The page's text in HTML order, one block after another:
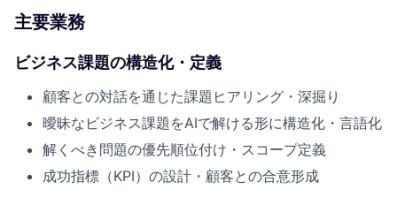
主要業務
ビジネス課題の構造化・定義
顧客との対話を通じた課題ヒアリング・深掘り
曖昧なビジネス課題をAIで解ける形に構造化・言語化
解くべき問題の優先順位付け・スコープ定義
成功指標（KPI）の設計・顧客との合意形成